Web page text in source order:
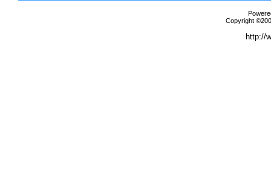
Copyright
http://